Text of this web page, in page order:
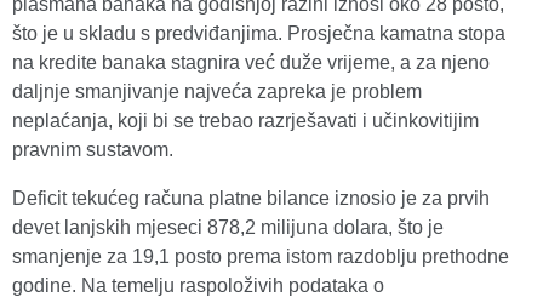
plasmana banaka na godišnjoj razini iznosi oko 28 posto,
što je u skladu s predviđanjima. Prosječna kamatna stopa
na kredite banaka stagnira već duže vrijeme, a za njeno
daljnje smanjivanje najveća zapreka je problem
neplaćanja, koji bi se trebao razrješavati i učinkovitijim
pravnim sustavom.
Deficit tekućeg računa platne bilance iznosio je za prvih
devet lanjskih mjeseci 878,2 milijuna dolara, što je
smanjenje za 19,1 posto prema istom razdoblju prethodne
godine. Na temelju raspoloživih podataka o